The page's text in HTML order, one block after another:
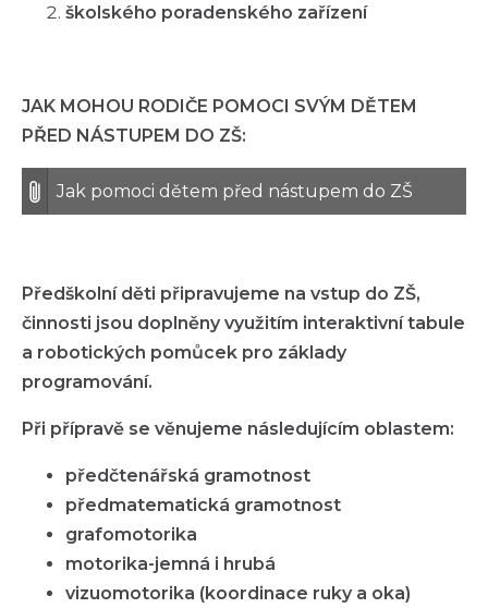
školského poradenského zařízení
JAK MOHOU RODIČE POMOCI SVÝM DĚTEM
PŘED NÁSTUPEM DO ZŠ:
Jak pomoci dětem před nástupem do ZŠ
Předškolní děti připravujeme na vstup do ZŠ,
činnosti jsou doplněny využitím interaktivní tabule
a robotických pomůcek pro základy
programování.
Při přípravě se věnujeme následujícím oblastem:
předčtenářská gramotnost
předmatematická gramotnost
grafomotorika
motorika-jemná i hrubá
vizuomotorika (koordinace ruky a oka)